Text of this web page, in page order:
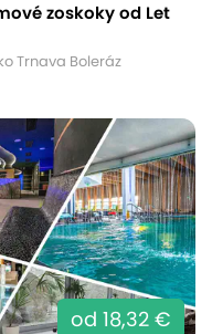
zoskoky od Let
Trnava Boleráz
od 18,32 €